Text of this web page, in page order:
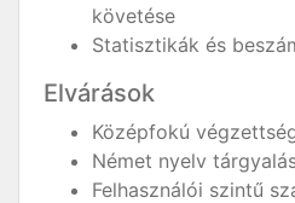
követése
Statisztikák és
Elvárások
Középfokú
Német nyelv
Felhasználói szintű